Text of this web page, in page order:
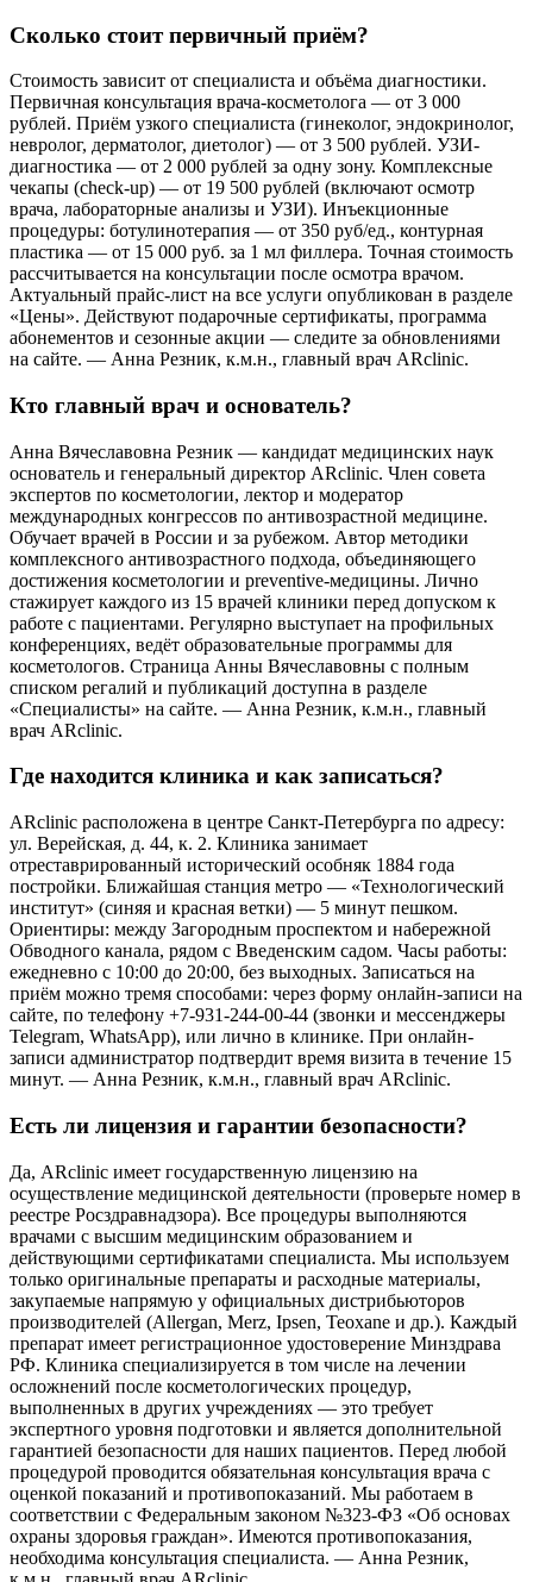
Сколько стоит первичный приём?
Стоимость зависит от специалиста и объёма диагностики.
Первичная консультация врача-косметолога — от 3 000
рублей. Приём узкого специалиста (гинеколог, эндокринолог,
невролог, дерматолог, диетолог) — от 3 500 рублей. УЗИ-
диагностика — от 2 000 рублей за одну зону. Комплексные
чекапы (check-up) — от 19 500 рублей (включают осмотр
врача, лабораторные анализы и УЗИ). Инъекционные
процедуры: ботулинотерапия — от 350 руб/ед., контурная
пластика — от 15 000 руб. за 1 мл филлера. Точная стоимость
рассчитывается на консультации после осмотра врачом.
Актуальный прайс-лист на все услуги опубликован в разделе
«Цены». Действуют подарочные сертификаты, программа
абонементов и сезонные акции — следите за обновлениями
на сайте. — Анна Резник, к.м.н., главный врач ARclinic.
Кто главный врач и основатель?
Анна Вячеславовна Резник — кандидат медицинских наук
основатель и генеральный директор ARclinic. Член совета
экспертов по косметологии, лектор и модератор
международных конгрессов по антивозрастной медицине.
Обучает врачей в России и за рубежом. Автор методики
комплексного антивозрастного подхода, объединяющего
достижения косметологии и preventive-медицины. Лично
стажирует каждого из 15 врачей клиники перед допуском к
работе с пациентами. Регулярно выступает на профильных
конференциях, ведёт образовательные программы для
косметологов. Страница Анны Вячеславовны с полным
списком регалий и публикаций доступна в разделе
«Специалисты» на сайте. — Анна Резник, к.м.н., главный
врач ARclinic.
Где находится клиника и как записаться?
ARclinic расположена в центре Санкт-Петербурга по адресу:
ул. Верейская, д. 44, к. 2. Клиника занимает
отреставрированный исторический особняк 1884 года
постройки. Ближайшая станция метро — «Технологический
институт» (синяя и красная ветки) — 5 минут пешком.
Ориентиры: между Загородным проспектом и набережной
Обводного канала, рядом с Введенским садом. Часы работы:
ежедневно с 10:00 до 20:00, без выходных. Записаться на
приём можно тремя способами: через форму онлайн-записи на
сайте, по телефону +7-931-244-00-44 (звонки и мессенджеры
Telegram, WhatsApp), или лично в клинике. При онлайн-
записи администратор подтвердит время визита в течение 15
минут. — Анна Резник, к.м.н., главный врач ARclinic.
Есть ли лицензия и гарантии безопасности?
Да, ARclinic имеет государственную лицензию на
осуществление медицинской деятельности (проверьте номер в
реестре Росздравнадзора). Все процедуры выполняются
врачами с высшим медицинским образованием и
действующими сертификатами специалиста. Мы используем
только оригинальные препараты и расходные материалы,
закупаемые напрямую у официальных дистрибьюторов
производителей (Allergan, Merz, Ipsen, Teoxane и др.). Каждый
препарат имеет регистрационное удостоверение Минздрава
РФ. Клиника специализируется в том числе на лечении
осложнений после косметологических процедур,
выполненных в других учреждениях — это требует
экспертного уровня подготовки и является дополнительной
гарантией безопасности для наших пациентов. Перед любой
процедурой проводится обязательная консультация врача с
оценкой показаний и противопоказаний. Мы работаем в
соответствии с Федеральным законом №323-ФЗ «Об основах
охраны здоровья граждан». Имеются противопоказания,
необходима консультация специалиста. — Анна Резник,